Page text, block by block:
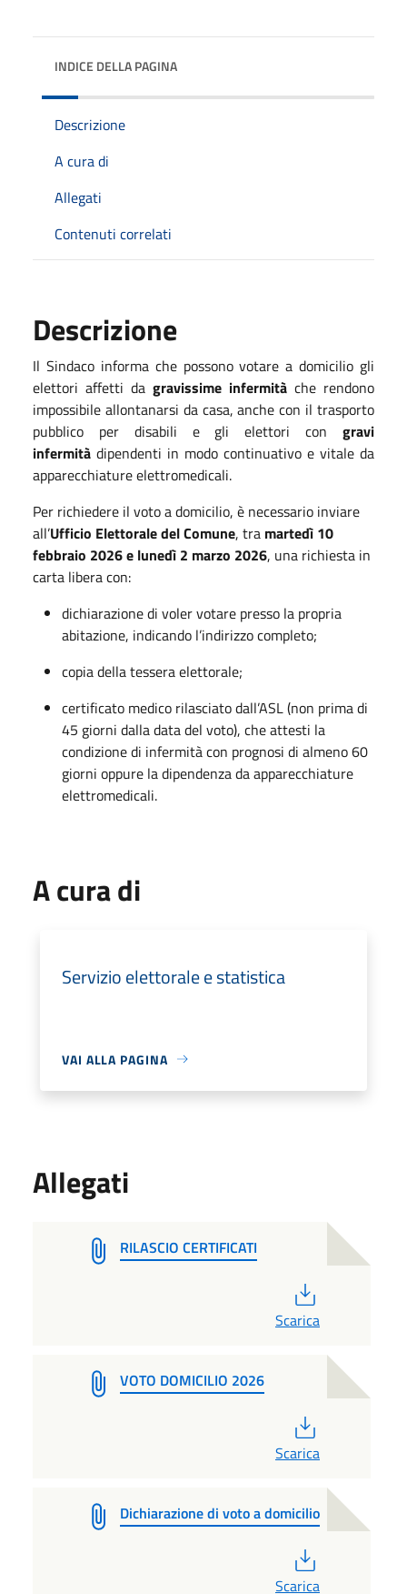
INDICE DELLA PAGINA
Descrizione
A cura di
Allegati
Contenuti correlati
Descrizione
Il Sindaco informa che possono votare a domicilio gli
elettori affetti da gravissime infermità che rendono
impossibile allontanarsi da casa, anche con il trasporto
pubblico per disabili e gli elettori con gravi
infermità dipendenti in modo continuativo e vitale da
apparecchiature elettromedicali.
Per richiedere il voto a domicilio, è necessario inviare
all’Ufficio Elettorale del Comune, tra martedì 10
febbraio 2026 e lunedì 2 marzo 2026, una richiesta in
carta libera con:
dichiarazione di voler votare presso la propria
abitazione, indicando l’indirizzo completo;
copia della tessera elettorale;
certificato medico rilasciato dall’ASL (non prima di
45 giorni dalla data del voto), che attesti la
condizione di infermità con prognosi di almeno 60
giorni oppure la dipendenza da apparecchiature
elettromedicali.
A cura di
Servizio elettorale e statistica
VAI ALLA PAGINA
Allegati
RILASCIO CERTIFICATI
Scarica
VOTO DOMICILIO 2026
Scarica
Dichiarazione di voto a domicilio
Scarica